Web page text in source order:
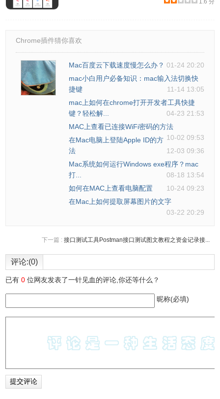
1.6 分
Chrome插件猜你喜欢
Mac百度云下载速度慢怎么办？ 01-24 20:20
mac小白用户必备知识：mac输入法切换快
捷键
11-14 13:05
mac上如何在chrome打开开发者工具快捷
键？轻松解...
04-23 21:53
MAC上查看已连接WiFi密码的方法
10-02 09:53
在Mac电脑上登陆Apple ID的方
法
12-03 09:36
Mac系统如何运行Windows exe程序？mac
打...
08-18 13:54
如何在MAC上查看电脑配置
10-24 09:23
在Mac上如何提取屏幕图片的文字
03-22 20:29
下一篇 : 接口测试工具Postman接口测试图文教程之资金记录接...
评论:(0)
已有0 位网友发表了一针见血的评论,你还等什么？
昵称(必填)